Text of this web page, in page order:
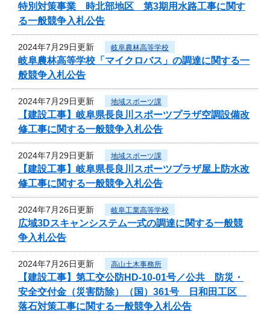
特別対策事業 時北部地区 第3期用水路工事に関す
る一般競争入札公告
2024年7月29日更新 岐阜農林高等学校
岐阜農林高等学校「マイクロバス」の調達に関する一
般競争入札公告
2024年7月29日更新 地域スポーツ課
【建設工事】岐阜県長良川スポーツプラザ空調設備改
修工事に関する一般競争入札公告
2024年7月29日更新 地域スポーツ課
【建設工事】岐阜県長良川スポーツプラザ屋上防水改
修工事に関する一般競争入札公告
2024年7月26日更新 岐阜工業高等学校
広域3Dスキャンシステム一式の調達に関する一般競
争入札公告
2024年7月26日更新 高山土木事務所
【建設工事】第工交公防HD-10-01号／公共 防災・
安全交付金（災害防除）（国）361号 日和田工区
落石対策工事に関する一般競争入札公告